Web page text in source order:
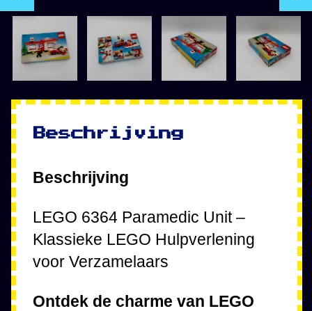
Beschrijving
Beschrijving
LEGO 6364 Paramedic Unit –
Klassieke LEGO Hulpverlening
voor Verzamelaars
Ontdek de charme van LEGO